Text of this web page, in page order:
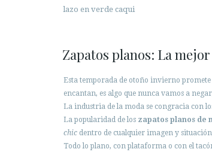
lazo en verde caqui
Zapatos planos: La
Esta temporada de otoño invierno
encantan, es algo que nunca vamos a
La industria de la moda se congracia con
La popularidad de los zapatos planos de
chic dentro de cualquier imagen y
Todo lo plano, con plataforma o con el